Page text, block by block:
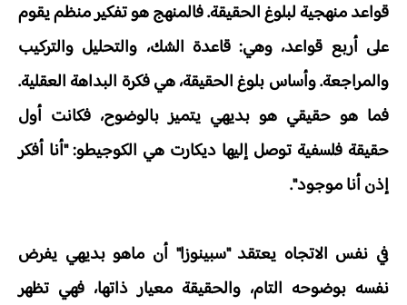
قواعد منهجية لبلوغ الحقيقة. فالمنهج هو تفكير منظم يقوم
على أربع قواعد، وهي: قاعدة الشك، والتحليل والتركيب
والمراجعة. وأساس بلوغ الحقيقة، هي فكرة البداهة العقلية.
فما هو حقيقي هو بديهي يتميز بالوضوح، فكانت أول
حقيقة فلسفية توصل إليها ديكارت هي الكوجيطو: "أنا أفكر
إذن أنا موجود".
في نفس الاتجاه يعتقد "سبينوزا" أن ماهو بديهي يفرض
نفسه بوضوحه التام، والحقيقة معيار ذاتها، فهي تظهر